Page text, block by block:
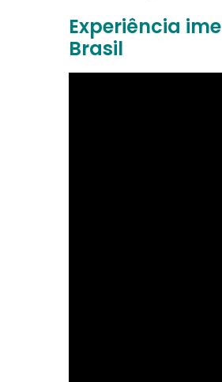
Experiência
Brasil